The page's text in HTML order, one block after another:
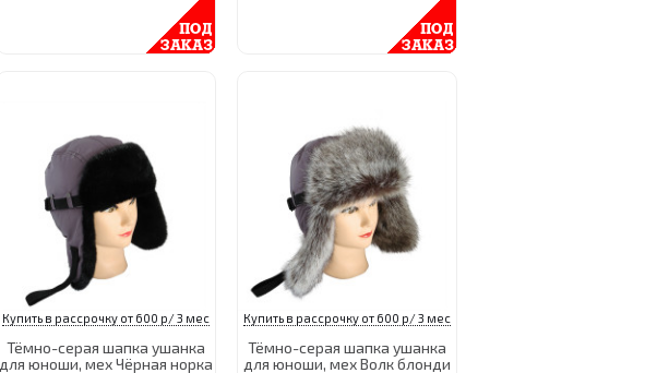
Купить в рассрочку от 600 р/ 3 мес
Тёмно-серая шапка ушанка
для юноши, мех Чёрная норка
Купить в рассрочку от 600 р/ 3 мес
Тёмно-серая шапка ушанка
для юноши, мех Волк блонди